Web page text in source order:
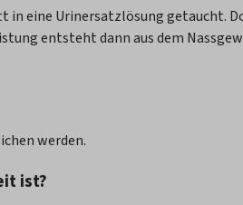
eine Urinersatzlösung getaucht.
entsteht dann aus dem
werden.
ist?